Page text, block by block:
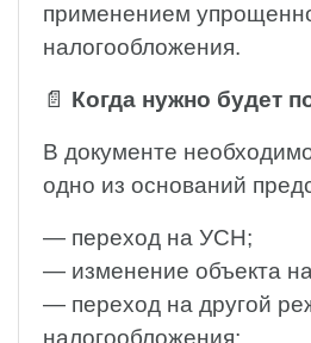
применением
налогообложения.
📄 Когда нужно будет
В документе
одно из оснований
— переход на УСН;
— изменение объекта
— переход на другой